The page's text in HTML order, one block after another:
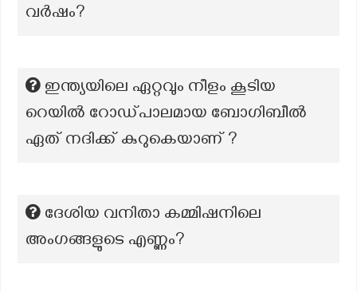
വർഷം?
ഇന്ത്യയിലെ ഏറ്റവും നീളം കൂടിയ
റെയിൽ റോഡ്പാലമായ ബോഗിബീൽ
ഏത് നദിക്ക് കുറുകെയാണ് ?
ദേശിയ വനിതാ കമ്മിഷനിലെ
അംഗങ്ങളുടെ എണ്ണം?